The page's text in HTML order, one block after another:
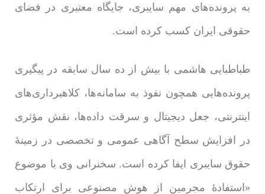
به پرونده‌های مهم سایبری، جایگاه معتبری در فضای
حقوقی ایران کسب کرده است.
طباطبایی هاشمی با بیش از ده سال سابقه در پیگیری
پرونده‌هایی همچون نفوذ به سامانه‌ها، کلاهبرداری‌های
اینترنتی، جعل دیجیتال و سرقت داده‌ها، نقش مؤثری
در افزایش سطح آگاهی عمومی و تخصصی در زمینۀ
حقوق سایبری ایفا کرده است. سخنرانی وی با موضوع
«استفادۀ مجرمین از هوش مصنوعی برای ارتکاب